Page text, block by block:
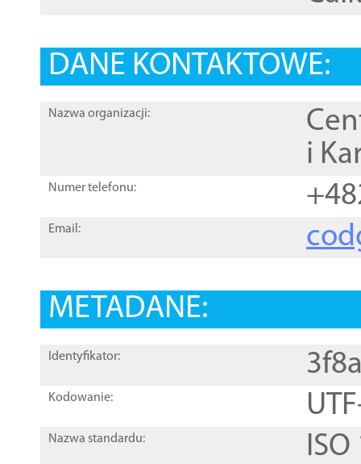
DANE KONTAKTOWE:
Nazwa organizacji:
i
Numer telefonu:
Email:
METADANE:
Identyfikator:
Kodowanie:
Nazwa standardu: